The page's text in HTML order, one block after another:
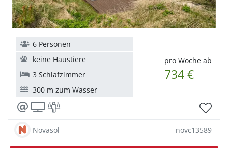
pro Woche ab
734 €
6 Personen
keine Haustiere
3 Schlafzimmer
300 m zum Wasser
Novasol novc13589